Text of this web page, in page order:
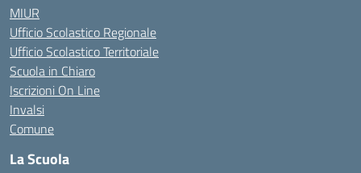
MIUR
Ufficio Scolastico Regionale
Ufficio Scolastico Territoriale
Scuola in Chiaro
Iscrizioni On Line
Invalsi
Comune
La Scuola